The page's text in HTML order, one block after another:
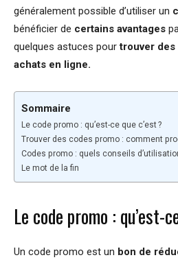
généralement possible d’utiliser un
bénéficier de certains avantages
quelques astuces pourtrouver
achats en ligne.
Sommaire
Le code promo : qu’est-ce que c’est ?
Trouver des codes promo : comment
Codes promo : quels conseils
Le mot de la fin
Le code promo : qu’est-
Un code promo est un bon de